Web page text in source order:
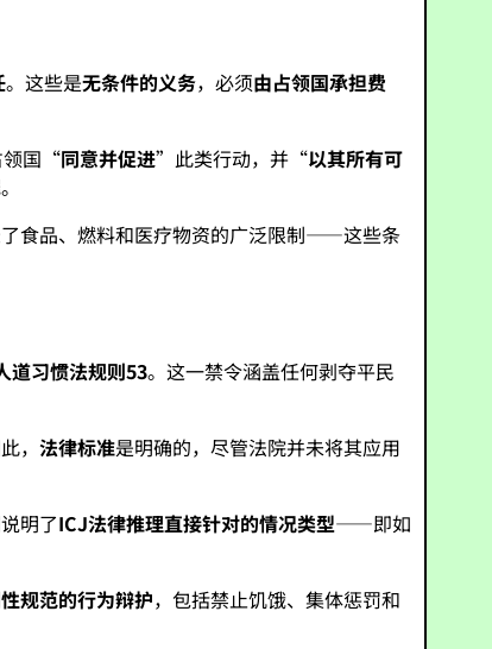
。这些是无条件的义务，必须由占领国承担费
领国“同意并促进”此类行动，并“以其所有可
。
食品、燃料和医疗物资的广泛限制——这些条
道习惯法规则53。这一禁令涵盖任何剥夺平民
，法律标准是明确的，尽管法院并未将其应用
明了ICJ法律推理直接针对的情况类型——即如
规范的行为辩护，包括禁止饥饿、集体惩罚和